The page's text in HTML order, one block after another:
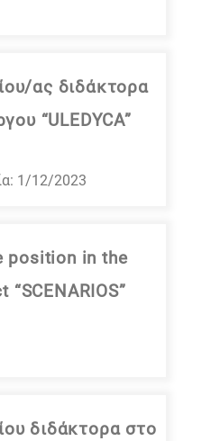
ας διδάκτορα
“ULEDYCA”
1/12/2023
position in the
διδάκτορα στο